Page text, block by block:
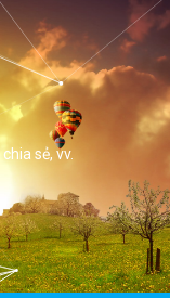
sẻ, vv.